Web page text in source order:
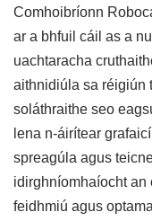
Comhoibríonn
ar a bhfuil cáil as a
uachtaracha
aithnidiúla sa réigiún
soláthraithe seo
lena n-áirítear
spreagúla agus
idirghníomhaíocht
feidhmiú agus